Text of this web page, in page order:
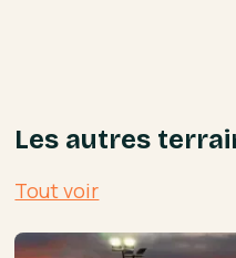
Les autres
Tout voir